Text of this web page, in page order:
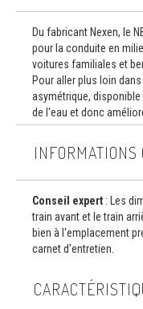
Du fabricant Nexen, le
pour la conduite en
voitures familiales et
Pour aller plus loin
asymétrique,
de l'eau et donc
INFORMATIONS
Conseil expert : Les
train avant et le train
bien à l'emplacement
carnet d'entretien.